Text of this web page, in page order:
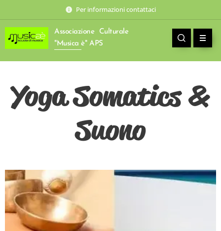
Per informazioni contattaci
Associazione Culturale
"Musica è" APS
Yoga Somatics &
Suono